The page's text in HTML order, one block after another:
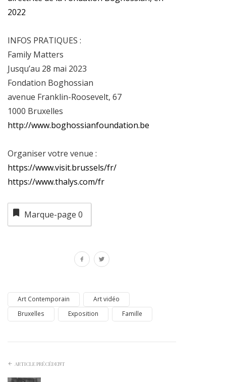
2022
INFOS PRATIQUES :
Family Matters
Jusqu’au 28 mai 2023
Fondation Boghossian
avenue Franklin-Roosevelt, 67
1000 Bruxelles
http://www.boghossianfoundation.be
Organiser votre venue :
https://www.visit.brussels/fr/
https://www.thalys.com/fr
Marque-page 0
Art Contemporain
Art vidéo
Bruxelles
Exposition Famille
ARTICLE PRÉCÉDENT